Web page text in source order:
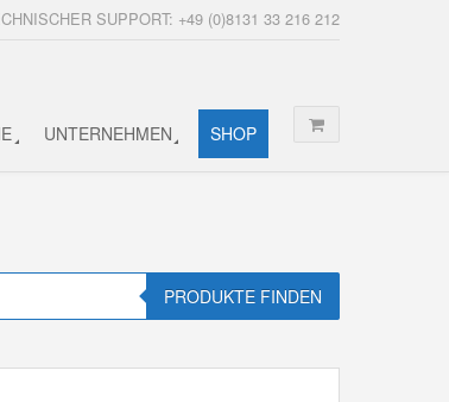
SUPPORT: +49 (0)8131 33 216 212
UNTERNEHMEN SHOP
PRODUKTE FINDEN